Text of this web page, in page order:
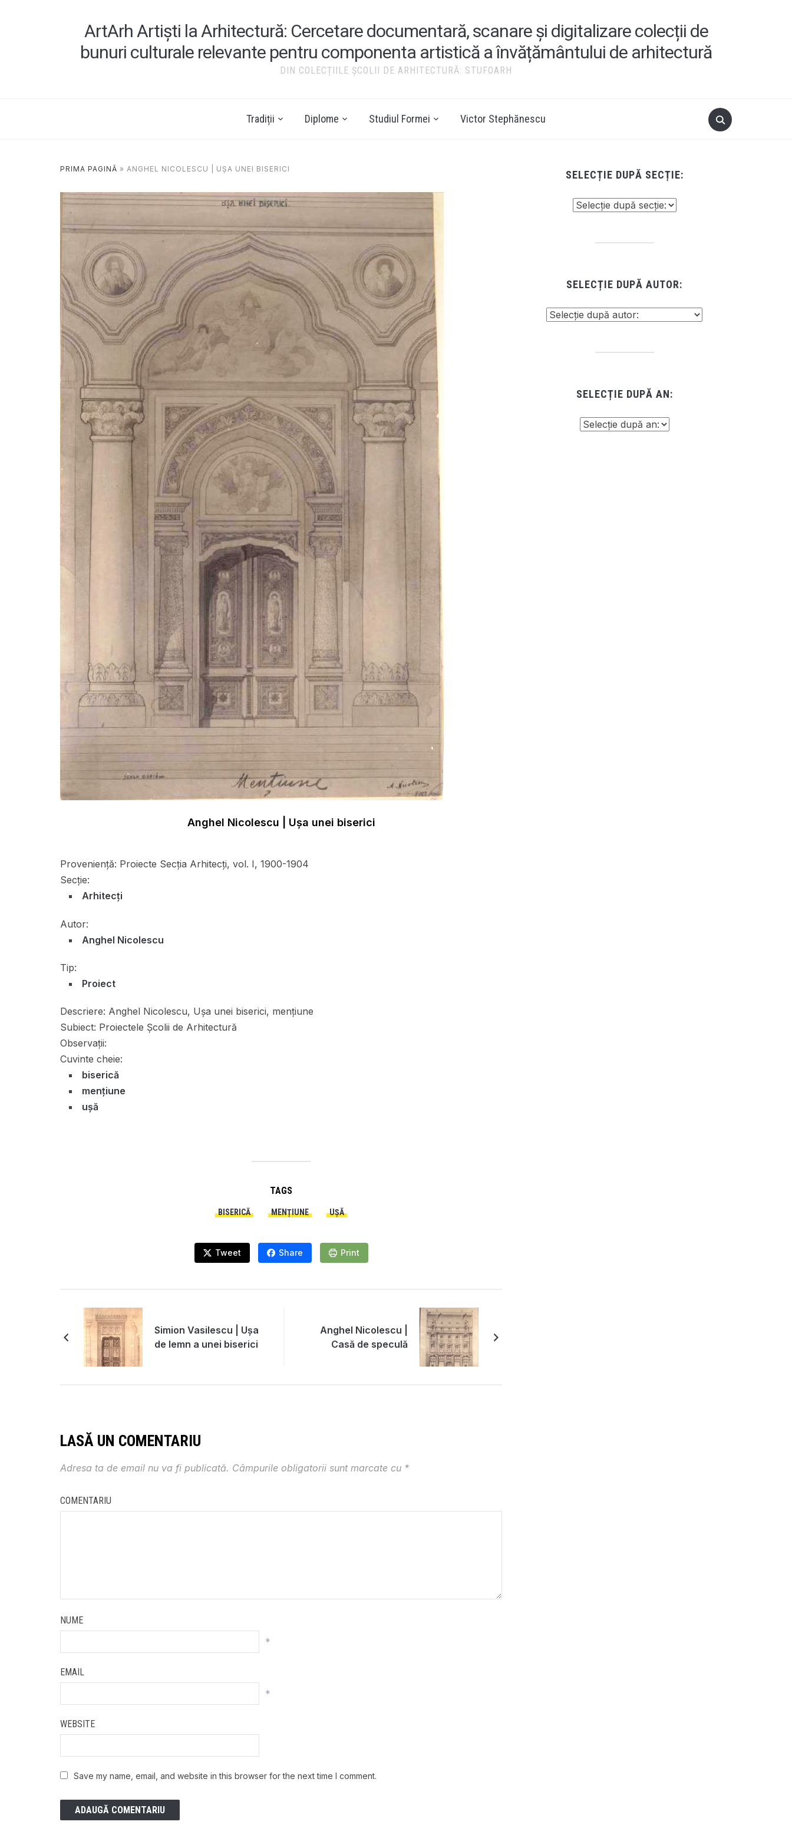
ArtArh Artiști la Arhitectură: Cercetare documentară, scanare și digitalizare colecții de
bunuri culturale relevante pentru componenta artistică a învățământului de arhitectură
DIN COLECȚIILE ȘCOLII DE ARHITECTURĂ: STUFOARH
Tradiții Diplome Studiul Formei Victor Stephănescu
PRIMA PAGINĂ » ANGHEL NICOLESCU | UŞA UNEI BISERICI
Anghel Nicolescu | Uşa unei biserici
Proveniență: Proiecte Secţia Arhitecţi, vol. I, 1900-1904
Secție:
Arhitecți
Autor:
Anghel Nicolescu
Tip:
Proiect
Descriere: Anghel Nicolescu, Uşa unei biserici, menţiune
Subiect: Proiectele Școlii de Arhitectură
Observații:
Cuvinte cheie:
biserică
mențiune
ușă
TAGS
BISERICĂ MENȚIUNE UȘĂ
Tweet Share Print
Simion Vasilescu | Uşa
de lemn a unei biserici
Anghel Nicolescu |
Casă de speculă
LASĂ UN COMENTARIU
Adresa ta de email nu va fi publicată. Câmpurile obligatorii sunt marcate cu *
COMENTARIU
NUME
*
EMAIL
*
WEBSITE
Save my name, email, and website in this browser for the next time I comment.
SELECȚIE DUPĂ SECȚIE:
SELECȚIE DUPĂ AUTOR:
SELECȚIE DUPĂ AN: